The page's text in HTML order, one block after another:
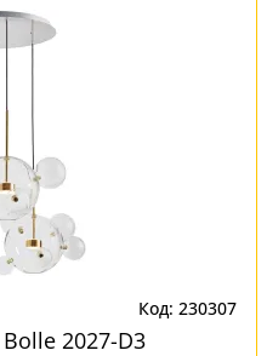
Код: 230307
2027-D3